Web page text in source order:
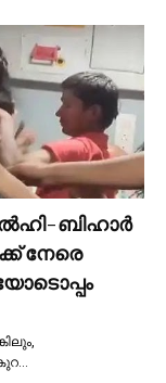
ബിഹാര്‍
നേരെ